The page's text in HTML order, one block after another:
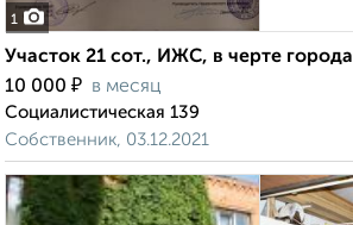
1
Участок 21 сот., ИЖС, в черте города
10 000 ₽ в месяц
Социалистическая 139
Собственник, 03.12.2021